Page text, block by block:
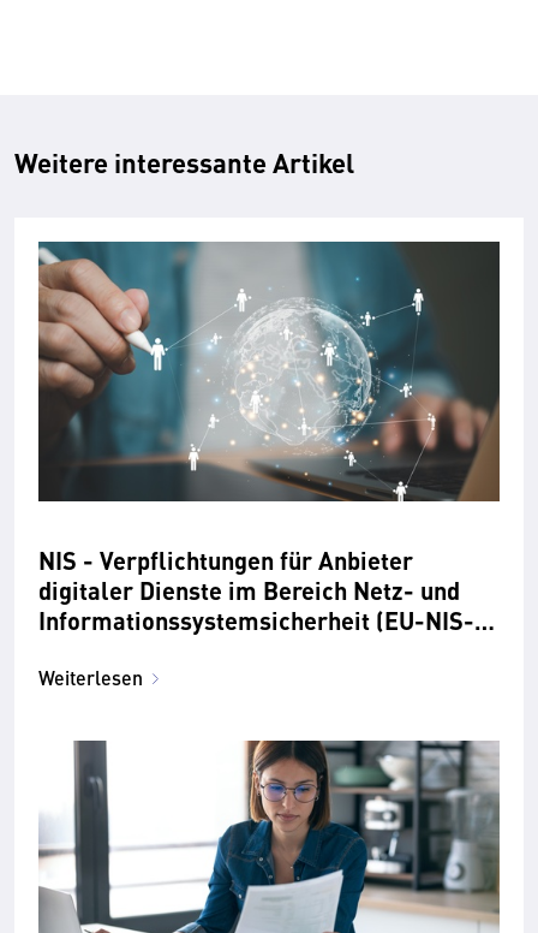
Weitere interessante Artikel
NIS - Ver­­pflicht­­ungen für An­­­bieter
digitaler Dienste im Be­­reich Netz- und
Informations­­­­system­­sicher­heit (EU-NIS-­
Weiterlesen